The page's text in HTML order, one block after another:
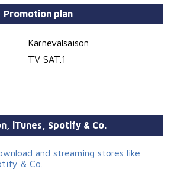
Promotion plan
Karnevalsaison
TV SAT.1
iTunes, Spotify & Co.
and streaming stores like
& Co.